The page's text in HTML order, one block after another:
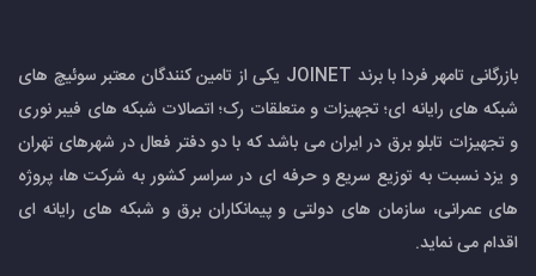
بازرگانی تامهر فردا با برند JOINET یکی از تامین کنندگان معتبر سوئیچ های
شبکه های رایانه ای؛ تجهیزات و متعلقات رک؛ اتصالات شبکه های فیبر نوری
و تجهیزات تابلو برق در ایران می باشد که با دو دفتر فعال در شهرهای تهران
و یزد نسبت به توزیع سریع و حرفه ای در سراسر کشور به شرکت ها، پروژه
های عمرانی، سازمان های دولتی و پیمانکاران برق و شبکه های رایانه ای
اقدام می نماید.